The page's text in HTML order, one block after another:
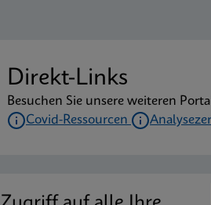
Direkt-Links
Besuchen Sie unsere weiteren
Covid-Ressourcen